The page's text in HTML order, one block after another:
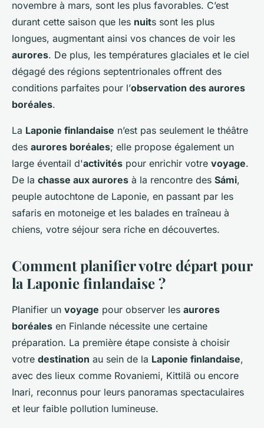
novembre à mars, sont les plus favorables. C’est
durant cette saison que les nuits sont les plus
longues, augmentant ainsi vos chances de voir les
aurores. De plus, les températures glaciales et le ciel
dégagé des régions septentrionales offrent des
conditions parfaites pour l’observation des aurores
boréales.
La Laponie finlandaise n’est pas seulement le théâtre
des aurores boréales; elle propose également un
large éventail d'activités pour enrichir votre voyage.
De la chasse aux aurores à la rencontre des Sámi,
peuple autochtone de Laponie, en passant par les
safaris en motoneige et les balades en traîneau à
chiens, votre séjour sera riche en découvertes.
Comment planifier votre départ pour
la Laponie finlandaise ?
Planifier un voyage pour observer les aurores
boréales en Finlande nécessite une certaine
préparation. La première étape consiste à choisir
votre destination au sein de la Laponie finlandaise,
avec des lieux comme Rovaniemi, Kittilä ou encore
Inari, reconnus pour leurs panoramas spectaculaires
et leur faible pollution lumineuse.